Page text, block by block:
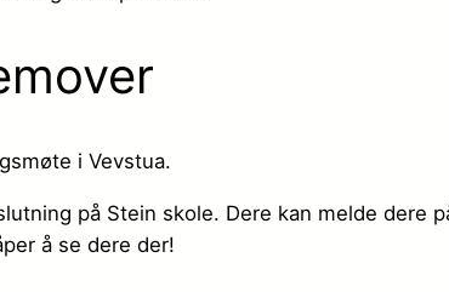
i Vevstua.
på Stein skole. Dere kan melde dere
å se dere der!